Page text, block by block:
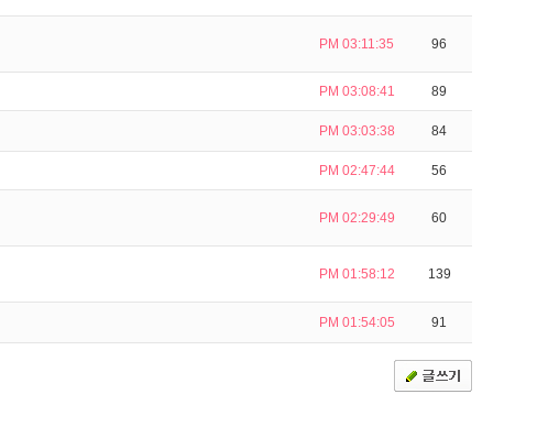
PM 03:11:35 96
PM 03:08:41 89
PM 03:03:38 84
PM 02:47:44 56
PM 02:29:49 60
PM 01:58:12 139
PM 01:54:05 91